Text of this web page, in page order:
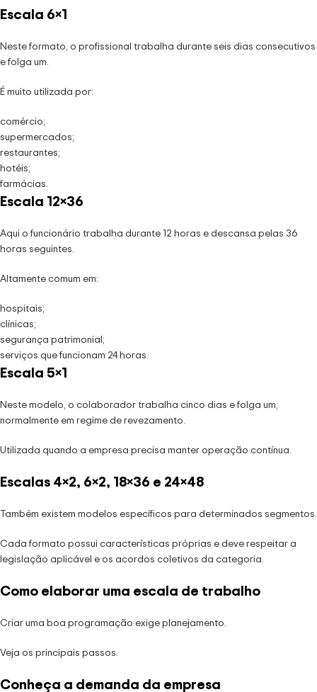
Escala 6×1
Neste formato, o profissional trabalha durante seis dias consecutivos
e folga um.
É muito utilizada por:
comércio;
supermercados;
restaurantes;
hotéis;
farmácias.
Escala 12×36
Aqui o funcionário trabalha durante 12 horas e descansa pelas 36
horas seguintes.
Altamente comum em:
hospitais;
clínicas;
segurança patrimonial;
serviços que funcionam 24 horas.
Escala 5×1
Neste modelo, o colaborador trabalha cinco dias e folga um,
normalmente em regime de revezamento.
Utilizada quando a empresa precisa manter operação contínua.
Escalas 4×2, 6×2, 18×36 e 24×48
Também existem modelos específicos para determinados segmentos.
Cada formato possui características próprias e deve respeitar a
legislação aplicável e os acordos coletivos da categoria.
Como elaborar uma escala de trabalho
Criar uma boa programação exige planejamento.
Veja os principais passos.
Conheça a demanda da empresa